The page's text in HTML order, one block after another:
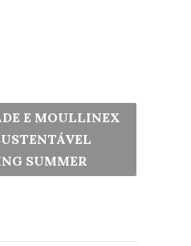
E MOULLINEX
SUMMER